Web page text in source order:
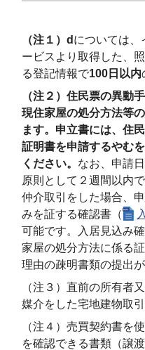
（注１）d については、
ービスより取得した、
る登記情報で100日以内
（注２）住民票の異動
現住家屋の処分方法等
ます。申立書には、住
証明書を申請するやむ
ください。 なお、申請
原則として２週間以内
仲介取引をした場合、
みを証する確認書（
可能です。入居見込み
家屋の処分方法に係る
理由の疎明書類の提出が
（注３）直前の所有者
媒介をした宅地建物取
（注４）売買契約書を
を確認できる書類（譲